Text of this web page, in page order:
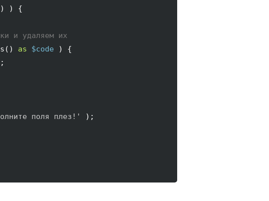
) ) {
и удаляем их
( ) as $code )
{
;
поля плез!' ) ;